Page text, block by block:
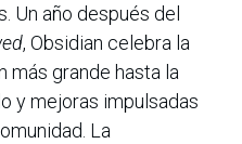
Un año después del
, Obsidian celebra la
más grande hasta la
y mejoras impulsadas
La